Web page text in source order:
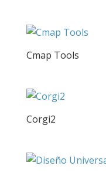
Cmap Tools
Corgi2